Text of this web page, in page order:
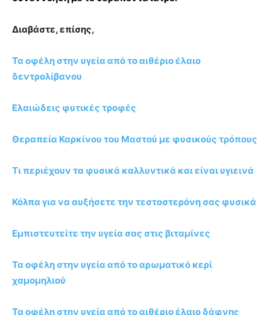
Διαβάστε, επίσης,
Τα οφέλη στην υγεία από το αιθέριο έλαιο
δεντρολίβανου
Ελαιώδεις φυτικές τροφές
Θεραπεία Καρκίνου του Μαστού με φυσικούς τρόπους
Τι περιέχουν τα φυσικά καλλυντικά και είναι υγιεινά
Κόλπα για να αυξήσετε την τεστοστερόνη σας φυσικά
Εμπιστευτείτε την υγεία σας στις βιταμίνες
Τα οφέλη στην υγεία από το αρωματικό κερί
χαμομηλιού
Τα οφέλη στην υγεία από το αιθέριο έλαιο δάφνης